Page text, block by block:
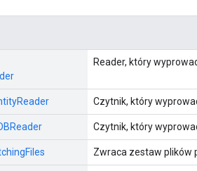
Reader, który
Czytnik, który
Czytnik, który
Zwraca zestaw plików